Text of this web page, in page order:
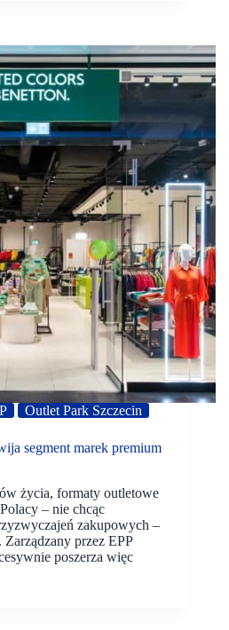
Outlet Park Szczecin
segment marek premium
życia, formaty outletowe
– nie chcąc
zakupowych –
przez EPP
poszerza więc